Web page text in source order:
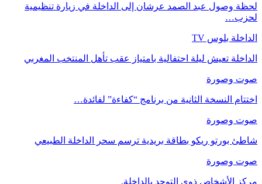
لحظة وصول عبد الصمد عرشان إلى الداخلة في زيارة تنظيمية
لحزب…
الداخلة بلوس TV
الداخلة تعيش ليلة احتفالية بامتياز عقب تأهل المنتخب المغربي
صوت وصورة
اختتام النسخة الثانية من برنامج “كفاءة” لفائدة…
صوت وصورة
شاطئ بورتو ريكو بطاقة بريدية ترسم سحر الداخلة الطبيعي
صوت وصورة
مركز الأشخاص ذوي التوحد بالداخلة.